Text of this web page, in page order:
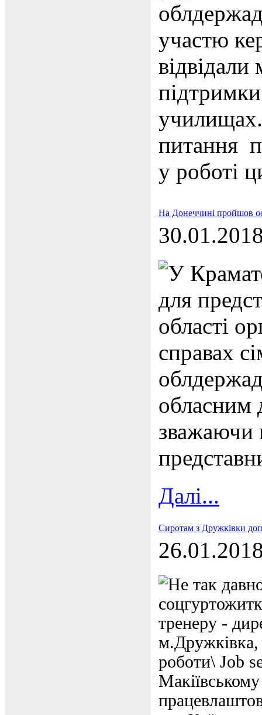
участю
відвідали
училищах.
питання
у роботі
На Донеччині пройшов
У
для
області
справах
обласним
зважаючи
Далі...
Сиротам з Дружківки
Не так
тренеру -
м.Дружківка,
роботи\ Job